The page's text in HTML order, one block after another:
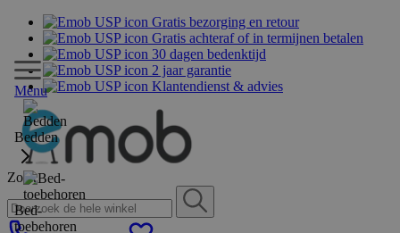
Gratis bezorging en retour
Gratis achteraf of in termijnen betalen
30 dagen bedenktijd
2 jaar garantie
Klantendienst & advies
Zoek
Menu
Bedden
Bed-
toebehoren